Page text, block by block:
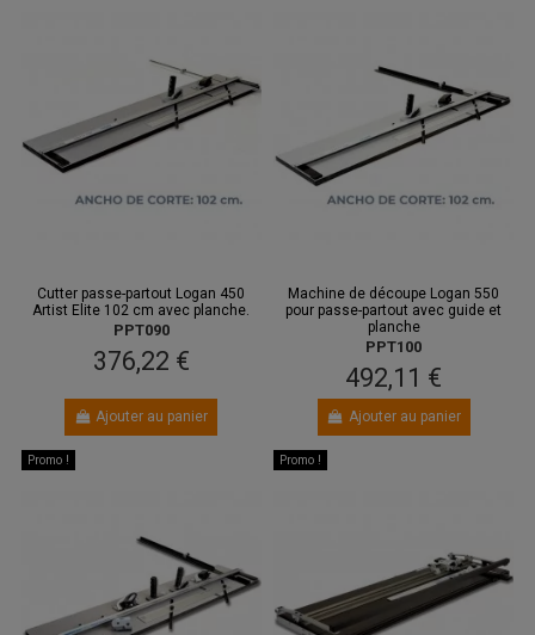
Cutter passe-partout Logan 450
Artist Elite 102 cm avec planche.
PPT090
376,22 €
Ajouter au panier
Machine de découpe Logan 550
pour passe-partout avec guide et
planche
PPT100
492,11 €
Ajouter au panier
Promo ! Promo !